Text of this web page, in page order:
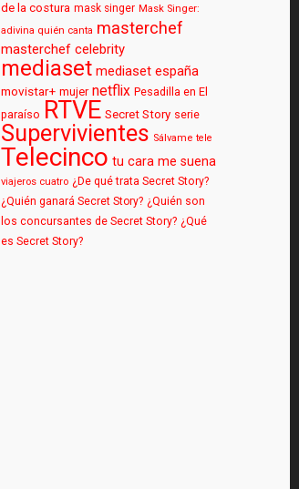
de la costura mask singer Mask Singer:
adivina quién canta masterchef
masterchef celebrity
mediaset mediaset españa
movistar+ mujer netflix Pesadilla en El
paraíso RTVE Secret Story serie
Supervivientes Sálvame tele
Telecinco tu cara me suena
viajeros cuatro ¿De qué trata Secret Story?
¿Quién ganará Secret Story? ¿Quién son
los concursantes de Secret Story? ¿Qué
es Secret Story?